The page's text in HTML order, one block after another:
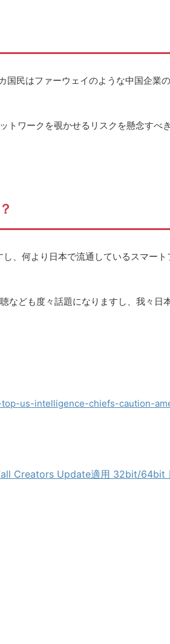
国民はファーウェイのような中国企業
トワークを覗かせるリスクを懸念すべ
、何より日本で流通しているスマート
なども度々話題になりますし、我々日
us-intelligence-chiefs-caution-
Creators Update適用 32bit/64bit